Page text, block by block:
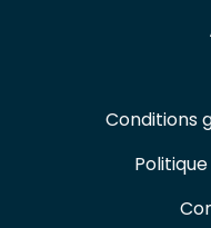
Conditions